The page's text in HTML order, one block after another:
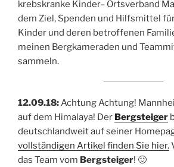
krebskranke Kinder– Ortsverband
dem Ziel, Spenden und Hilfsmittel
Kinder und deren betroffenen
meinen Bergkameraden und
sammeln.
12.09.18:Achtung Achtung!
auf dem Himalaya! Der Bergsteiger
deutschlandweit auf seiner
vollständigen Artikel finden Sie hier.
das Team vom Bergsteiger! 🙂